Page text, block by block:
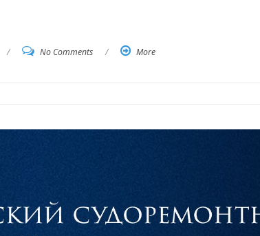
/ No Comments / More